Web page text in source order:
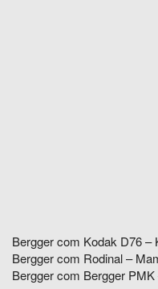
Bergger com Kodak D76 –
Bergger com Rodinal –
Bergger com Bergger